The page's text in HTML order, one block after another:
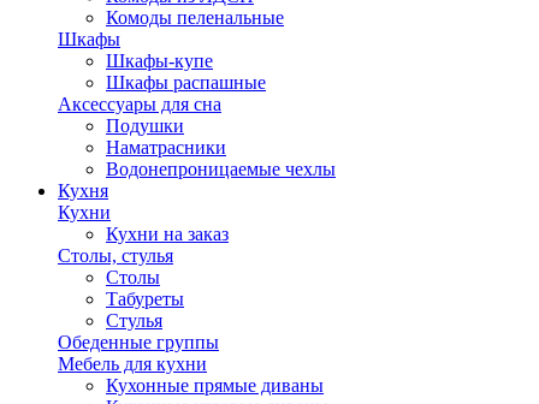
Комоды пеленальные
Шкафы
Шкафы-купе
Шкафы распашные
Аксессуары для сна
Подушки
Наматрасники
Водонепроницаемые чехлы
Кухня
Кухни
Кухни на заказ
Столы, стулья
Столы
Табуреты
Стулья
Обеденные группы
Мебель для кухни
Кухонные прямые диваны